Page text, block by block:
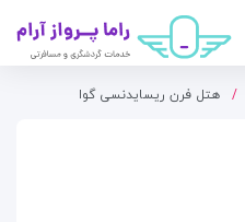
هتل فرن ریسایدنسی گوا